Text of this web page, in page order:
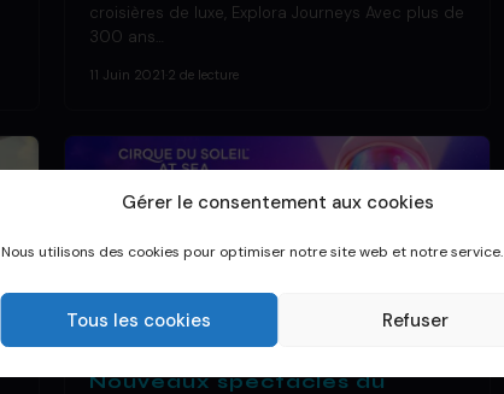
Gérer le consentement aux cookies
Nous utilisons des cookies pour optimiser notre site web et notre service.
Tous les cookies Refuser
croisières de luxe, Explora Journeys Avec plus de
300 ans…
11 Juin 2021 2 de lecture
DÉCOUVRIR UN BATEAU
Nouveaux spectacles du